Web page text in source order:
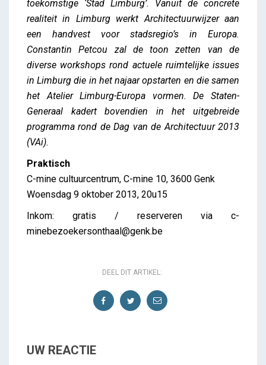
toekomstige ‘Stad Limburg’. Vanuit de concrete
realiteit in Limburg werkt Architectuurwijzer aan
een handvest voor stadsregio’s in Europa.
Constantin Petcou zal de toon zetten van de
diverse workshops rond actuele ruimtelijke issues
in Limburg die in het najaar opstarten en die samen
het Atelier Limburg-Europa vormen. De Staten-
Generaal kadert bovendien in het uitgebreide
programma rond de Dag van de Architectuur 2013
(VAi).
Praktisch
C-mine cultuurcentrum, C-mine 10, 3600 Genk
Woensdag 9 oktober 2013, 20u15
Inkom: gratis / reserveren via c-
minebezoekersonthaal@genk.be
DEEL DIT ARTIKEL:
UW REACTIE